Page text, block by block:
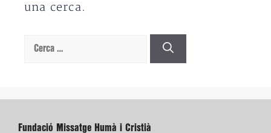
una cerca.
Cerca:
Fundació Missatge Humà i Cristià